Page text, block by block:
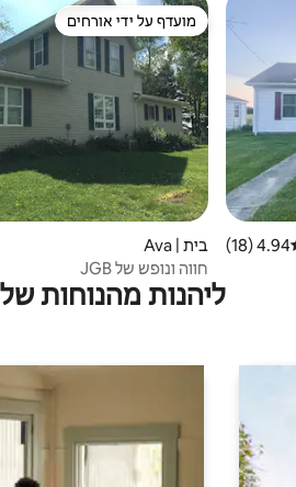
ממוצע של 4.94 מתוך 5, 18 ביקורות
4.94 (18)
מועדף על ידי אורחים
מועדף על ידי אורחים
בית | Ava
חווה ונופש של JGB
ליהנות מהנוחות